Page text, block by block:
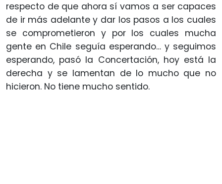
respecto de que ahora sí vamos a ser capaces
de ir más adelante y dar los pasos a los cuales
se comprometieron y por los cuales mucha
gente en Chile seguía esperando… y seguimos
esperando, pasó la Concertación, hoy está la
derecha y se lamentan de lo mucho que no
hicieron. No tiene mucho sentido.